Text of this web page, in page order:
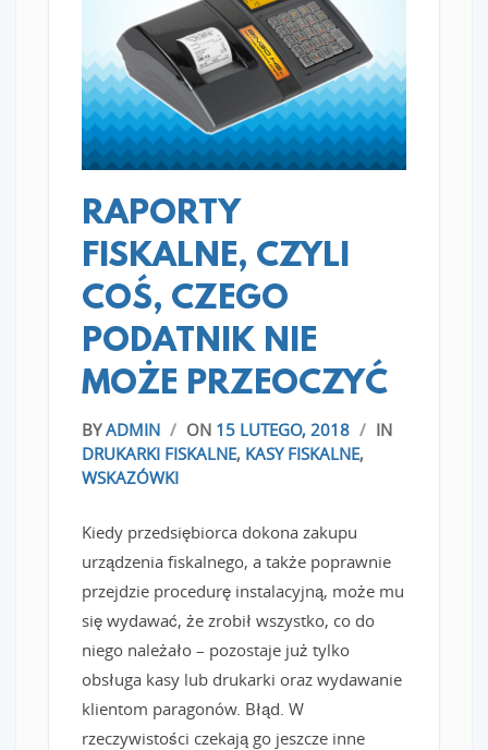
READ MORE
RAPORTY
FISKALNE, CZYLI
COŚ, CZEGO
PODATNIK NIE
MOŻE PRZEOCZYĆ
BYADMIN / ON 15 LUTEGO, 2018 / IN
DRUKARKI FISKALNE, KASY FISKALNE,
WSKAZÓWKI
Kiedy przedsiębiorca dokona zakupu
urządzenia fiskalnego, a także poprawnie
przejdzie procedurę instalacyjną, może mu
się wydawać, że zrobił wszystko, co do
niego należało – pozostaje już tylko
obsługa kasy lub drukarki oraz wydawanie
klientom paragonów. Błąd. W
rzeczywistości czekają go jeszcze inne